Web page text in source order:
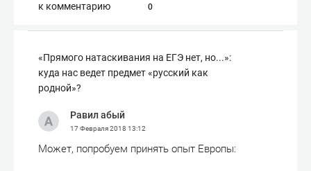
к комментарию 0
«Прямого натаскивания на ЕГЭ нет, но...»:
куда нас ведет предмет «русский как
родной»?
Равил абый
17 Февраля 2018 13:12
Может, попробуем принять опыт Европы: